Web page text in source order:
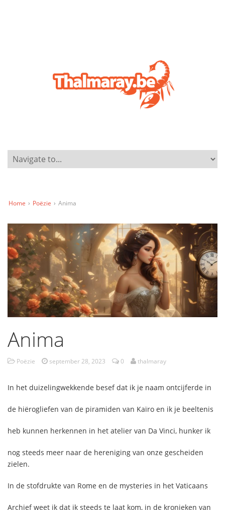
Home › Poëzie › Anima
Anima
Poëzie september 28, 2023 0 thalmaray
In het duizelingwekkende besef dat ik je naam ontcijferde in
de hiërogliefen van de piramiden van Kaïro en ik je beeltenis
heb kunnen herkennen in het atelier van Da Vinci, hunker ik
nog steeds meer naar de hereniging van onze gescheiden
zielen.
In de stofdrukte van Rome en de mysteries in het Vaticaans
Archief weet ik dat ik steeds te laat kom, in de kronieken van